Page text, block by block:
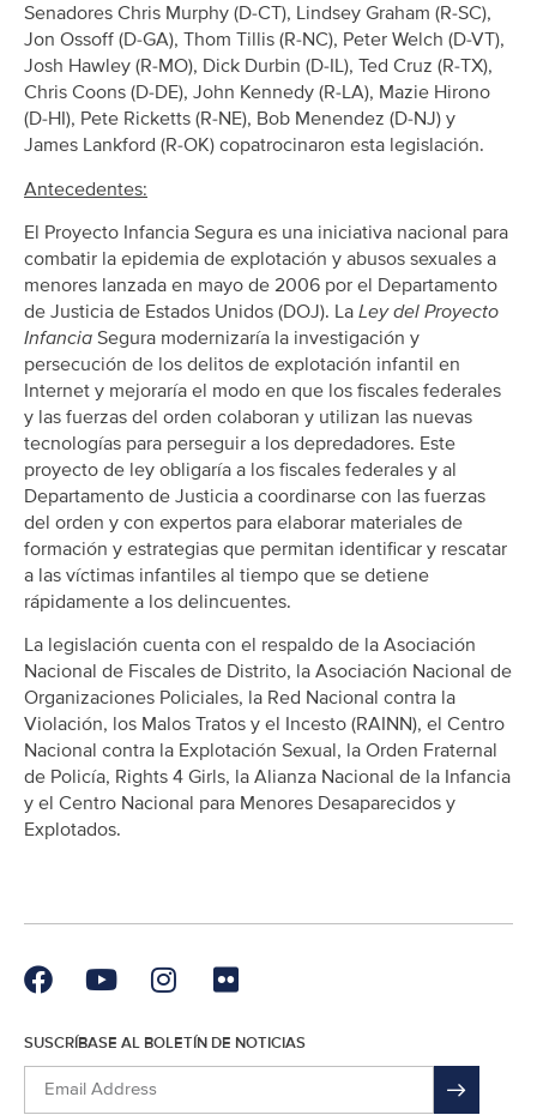
Senadores Chris Murphy (D-CT), Lindsey Graham (R-SC),
Jon Ossoff (D-GA), Thom Tillis (R-NC), Peter Welch (D-VT),
Josh Hawley (R-MO), Dick Durbin (D-IL), Ted Cruz (R-TX),
Chris Coons (D-DE), John Kennedy (R-LA), Mazie Hirono
(D-HI), Pete Ricketts (R-NE), Bob Menendez (D-NJ) y
James Lankford (R-OK) copatrocinaron esta legislación.
Antecedentes:
El Proyecto Infancia Segura es una iniciativa nacional para
combatir la epidemia de explotación y abusos sexuales a
menores lanzada en mayo de 2006 por el Departamento
de Justicia de Estados Unidos (DOJ). La Ley del Proyecto
Infancia Segura modernizaría la investigación y
persecución de los delitos de explotación infantil en
Internet y mejoraría el modo en que los fiscales federales
y las fuerzas del orden colaboran y utilizan las nuevas
tecnologías para perseguir a los depredadores. Este
proyecto de ley obligaría a los fiscales federales y al
Departamento de Justicia a coordinarse con las fuerzas
del orden y con expertos para elaborar materiales de
formación y estrategias que permitan identificar y rescatar
a las víctimas infantiles al tiempo que se detiene
rápidamente a los delincuentes.
La legislación cuenta con el respaldo de la Asociación
Nacional de Fiscales de Distrito, la Asociación Nacional de
Organizaciones Policiales, la Red Nacional contra la
Violación, los Malos Tratos y el Incesto (RAINN), el Centro
Nacional contra la Explotación Sexual, la Orden Fraternal
de Policía, Rights 4 Girls, la Alianza Nacional de la Infancia
y el Centro Nacional para Menores Desaparecidos y
Explotados.
SUSCRÍBASE AL BOLETÍN DE NOTICIAS